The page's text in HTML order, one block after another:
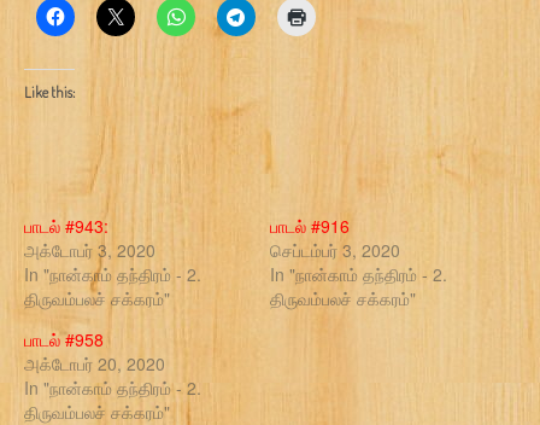
Like this:
பாடல் #943:
அக்டோபர் 3, 2020
In "நான்காம் தந்திரம் - 2.
திருவம்பலச் சக்கரம்"
பாடல் #916
செப்டம்பர் 3, 2020
In "நான்காம் தந்திரம் - 2.
திருவம்பலச் சக்கரம்"
பாடல் #958
அக்டோபர் 20, 2020
In "நான்காம் தந்திரம் - 2.
திருவம்பலச் சக்கரம்"